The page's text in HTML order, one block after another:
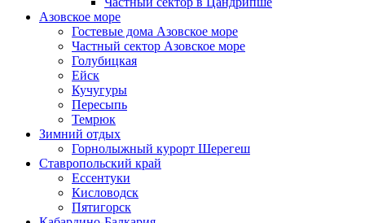
Азовское море
Гостевые дома Азовское море
Частный сектор Азовское море
Голубицкая
Ейск
Кучугуры
Пересыпь
Темрюк
Зимний отдых
Горнолыжный курорт Шерегеш
Ставропольский край
Ессентуки
Кисловодск
Пятигорск